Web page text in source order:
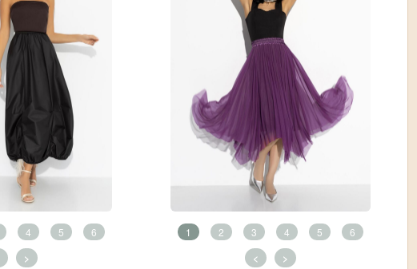
4 5 6
>
1 2 3 4 5 6
< >